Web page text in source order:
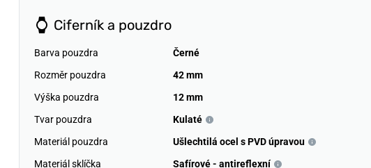
Ciferník a pouzdro
Barva pouzdra
Černé
Rozměr pouzdra
42 mm
Výška pouzdra
12 mm
Tvar pouzdra
Kulaté
Materiál pouzdra
Ušlechtilá ocel s PVD úpravou
Materiál sklíčka
Safírové - antireflexní